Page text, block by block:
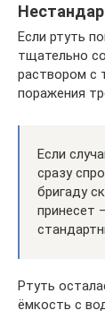
Если ртуть
тщательно
раствором с
поражения
Если
сразу
бригаду
принесет
Ртуть
ёмкость с